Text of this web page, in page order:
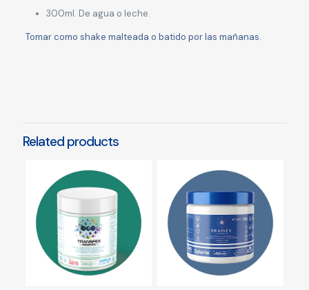
300ml. De agua o leche.
Tomar como shake malteada o batido por las mañanas.
Related products